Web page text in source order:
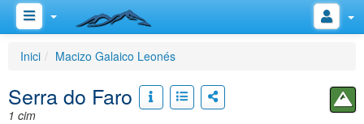
Inici Macizo Galaico Leonés
Serra do Faro
1 cim